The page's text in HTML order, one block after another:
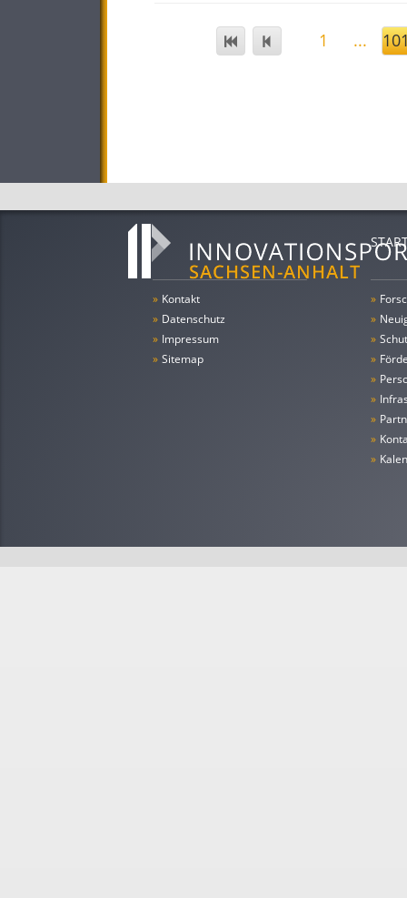
1 ...
» Kontakt
» Datenschutz
» Impressum
» Sitemap
»
»
»
»
»
»
»
»
»